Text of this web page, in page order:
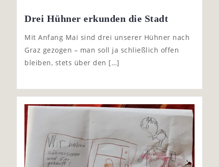
Drei Hühner erkunden die Stadt
Mit Anfang Mai sind drei unserer Hühner nach
Graz gezogen – man soll ja schließlich offen
bleiben, stets über den […]